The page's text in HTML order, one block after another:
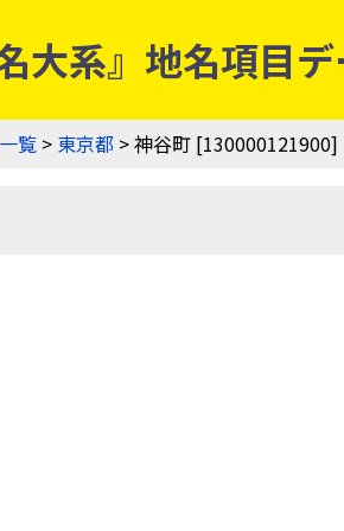
系』地名項目デ
覧 > 東京都 > 神谷町 [130000121900]